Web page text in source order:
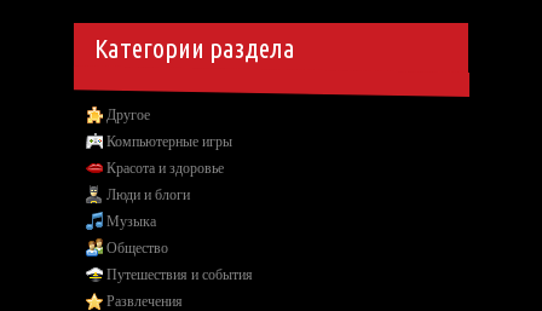
Категории раздела
Другое
Компьютерные игры
Красота и здоровье
Люди и блоги
Музыка
Общество
Путешествия и события
Развлечения